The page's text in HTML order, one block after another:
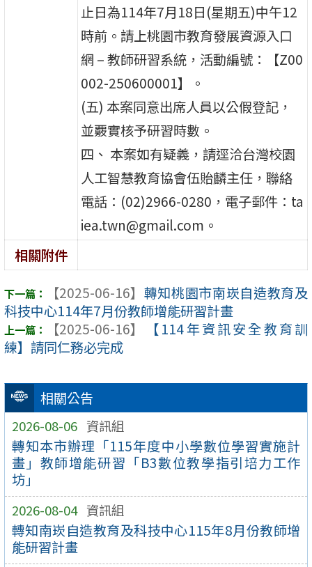
相關公告
2026-08-06 資訊組
轉知本市辦理「115年度中小學數位學習實施計
畫」教師增能研習「B3數位教學指引培力工作
坊」
2026-08-04 資訊組
轉知南崁自造教育及科技中心115年8月份教師增
能研習計畫
止日為114年7月18日(星期五)中午12
時前。請上桃園市教育發展資源入口
網 – 教師研習系統，活動編號：【Z00
002-250600001】。
(五) 本案同意出席人員以公假登記，
並覈實核予研習時數。
四、 本案如有疑義，請逕洽台灣校園
人工智慧教育協會伍貽麟主任，聯絡
電話：(02)2966-0280，電子郵件：ta
iea.twn@gmail.com。
相關附件
【2025-06-16】 轉知桃園市南崁自造教育及
科技中心114年7月份教師增能研習計畫
【2025-06-16】
【114年資訊安全教育訓
練】請同仁務必完成